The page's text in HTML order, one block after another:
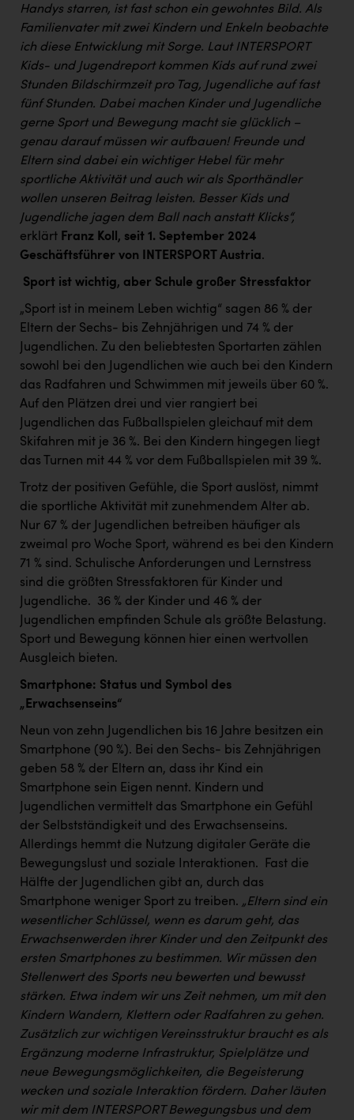
Orlen
PEZ
REMAX
RE/MAX Welcome
Resch&Frisch
RUBBLE MASTER
Ruderclub Wels
Schwingshandl - automation technology gmbh
Seher + Partner
Smurfit Westrock Nettingsdorf
TCL
TGW Logistics
VERITAS
Vier Diamanten
Vorlagenportal
Wir besiegen Krebs
Wirtschaftskammer OÖ
ZGONC
ZULuft - Zukunft Luft Austria
z.l.ö.
Österreichisches Hebammengremium
Wirtschaftskammer OÖ Energiehandel
Dopgas
kunden basics
kontakt
Handys starren, ist fast schon ein gewohntes Bild. Als
Familienvater mit zwei Kindern und Enkeln beobachte
ich diese Entwicklung mit Sorge. Laut INTERSPORT
Kids- und Jugendreport kommen Kids auf rund zwei
Stunden Bildschirmzeit pro Tag, Jugendliche auf fast
fünf Stunden. Dabei machen Kinder und Jugendliche
gerne Sport und Bewegung macht sie glücklich –
genau darauf müssen wir aufbauen! Freunde und
Eltern sind dabei ein wichtiger Hebel für mehr
sportliche Aktivität und auch wir als Sporthändler
wollen unseren Beitrag leisten. Besser Kids und
Jugendliche jagen dem Ball nach anstatt Klicks“,
erklärt Franz Koll, seit 1. September 2024
Geschäftsführer von INTERSPORT Austria.
Sport ist wichtig, aber Schule großer Stressfaktor
„Sport ist in meinem Leben wichtig“ sagen 86 % der
Eltern der Sechs- bis Zehnjährigen und 74 % der
Jugendlichen. Zu den beliebtesten Sportarten zählen
sowohl bei den Jugendlichen wie auch bei den Kindern
das Radfahren und Schwimmen mit jeweils über 60 %.
Auf den Plätzen drei und vier rangiert bei
Jugendlichen das Fußballspielen gleichauf mit dem
Skifahren mit je 36 %. Bei den Kindern hingegen liegt
das Turnen mit 44 % vor dem Fußballspielen mit 39 %.
Trotz der positiven Gefühle, die Sport auslöst, nimmt
die sportliche Aktivität mit zunehmendem Alter ab. ​
Nur 67 % der Jugendlichen betreiben häufiger als
zweimal pro Woche Sport, während es bei den Kindern
71 % sind. Schulische Anforderungen und Lernstress
sind die größten Stressfaktoren für Kinder und
Jugendliche. ​ 36 % der Kinder und 46 % der
Jugendlichen empfinden Schule als größte Belastung. ​
Sport und Bewegung können hier einen wertvollen
Ausgleich bieten. ​
Smartphone: Status und Symbol des
„Erwachsenseins“
Neun von zehn Jugendlichen bis 16 Jahre besitzen ein
Smartphone (90 %). Bei den Sechs- bis Zehnjährigen
geben 58 % der Eltern an, dass ihr Kind ein
Smartphone sein Eigen nennt. Kindern und
Jugendlichen vermittelt das Smartphone ein Gefühl
der Selbstständigkeit und des Erwachsenseins. ​
Allerdings hemmt die Nutzung digitaler Geräte die
Bewegungslust und soziale Interaktionen. ​ Fast die
Hälfte der Jugendlichen gibt an, durch das
Smartphone weniger Sport zu treiben. ​ „Eltern sind ein
wesentlicher Schlüssel, wenn es darum geht, das
Erwachsenwerden ihrer Kinder und den Zeitpunkt des
ersten Smartphones zu bestimmen. Wir müssen den
Stellenwert des Sports neu bewerten und bewusst
stärken. Etwa indem wir uns Zeit nehmen, um mit den
Kindern Wandern, Klettern oder Radfahren zu gehen.
Zusätzlich zur wichtigen Vereinsstruktur braucht es als
Ergänzung moderne Infrastruktur, Spielplätze und
neue Bewegungsmöglichkeiten, die Begeisterung
wecken und soziale Interaktion fördern. Daher läuten
wir mit dem INTERSPORT Bewegungsbus und dem